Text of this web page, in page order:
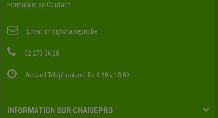
Formulaire de Contact
Email: info@chaisepro.be
02 273 06 28
Accueil Téléphonique: De 8:30 à 18:00
INFORMATION SUR CHAISEPRO